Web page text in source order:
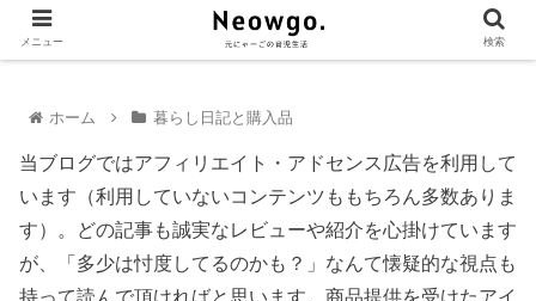
ホーム 暮らし日記と購入品
当ブログではアフィリエイト・アドセンス広告を利用して
います（利用していないコンテンツももちろん多数ありま
す）。どの記事も誠実なレビューや紹介を心掛けています
が、「多少は忖度してるのかも？」なんて懐疑的な視点も
持って読んで頂ければと思います。商品提供を受けたアイ
メニュー 検索